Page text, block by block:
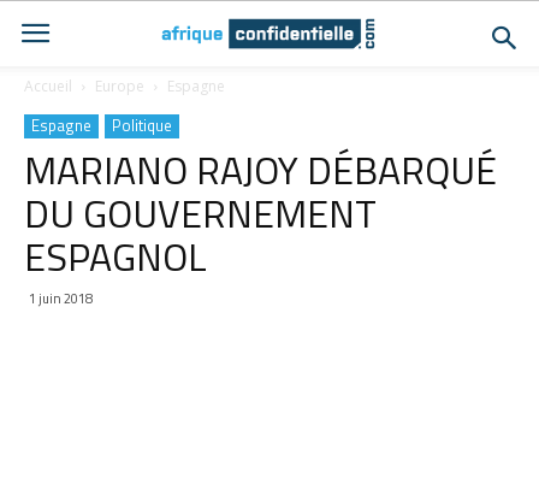
Accueil Europe Espagne
Espagne Politique
MARIANO RAJOY DÉBARQUÉ
DU GOUVERNEMENT
ESPAGNOL
1 juin 2018